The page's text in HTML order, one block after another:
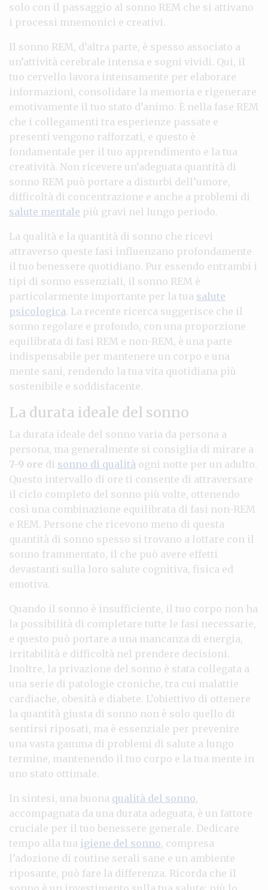
solo con il passaggio al sonno REM che si attivano
i processi mnemonici e creativi.
Il sonno REM, d’altra parte, è spesso associato a
un’attività cerebrale intensa e sogni vividi. Qui, il
tuo cervello lavora intensamente per elaborare
informazioni, consolidare la memoria e rigenerare
emotivamente il tuo stato d’animo. È nella fase REM
che i collegamenti tra esperienze passate e
presenti vengono rafforzati, e questo è
fondamentale per il tuo apprendimento e la tua
creatività. Non ricevere un’adeguata quantità di
sonno REM può portare a disturbi dell’umore,
difficoltà di concentrazione e anche a problemi di
salute mentale più gravi nel lungo periodo.
La qualità e la quantità di sonno che ricevi
attraverso queste fasi influenzano profondamente
il tuo benessere quotidiano. Pur essendo entrambi i
tipi di sonno essenziali, il sonno REM è
particolarmente importante per la tua salute
psicologica. La recente ricerca suggerisce che il
sonno regolare e profondo, con una proporzione
equilibrata di fasi REM e non-REM, è una parte
indispensabile per mantenere un corpo e una
mente sani, rendendo la tua vita quotidiana più
sostenibile e soddisfacente.
La durata ideale del sonno
La durata ideale del sonno varia da persona a
persona, ma generalmente si consiglia di mirare a
7-9 ore di sonno di qualità ogni notte per un adulto.
Questo intervallo di ore ti consente di attraversare
il ciclo completo del sonno più volte, ottenendo
così una combinazione equilibrata di fasi non-REM
e REM. Persone che ricevono meno di questa
quantità di sonno spesso si trovano a lottare con il
sonno frammentato, il che può avere effetti
devastanti sulla loro salute cognitiva, fisica ed
emotiva.
Quando il sonno è insufficiente, il tuo corpo non ha
la possibilità di completare tutte le fasi necessarie,
e questo può portare a una mancanza di energia,
irritabilità e difficoltà nel prendere decisioni.
Inoltre, la privazione del sonno è stata collegata a
una serie di patologie croniche, tra cui malattie
cardiache, obesità e diabete. L’obiettivo di ottenere
la quantità giusta di sonno non è solo quello di
sentirsi riposati, ma è essenziale per prevenire
una vasta gamma di problemi di salute a lungo
termine, mantenendo il tuo corpo e la tua mente in
uno stato ottimale.
In sintesi, una buona qualità del sonno,
accompagnata da una durata adeguata, è un fattore
cruciale per il tuo benessere generale. Dedicare
tempo alla tua igiene del sonno, compresa
l’adozione di routine serali sane e un ambiente
riposante, può fare la differenza. Ricorda che il